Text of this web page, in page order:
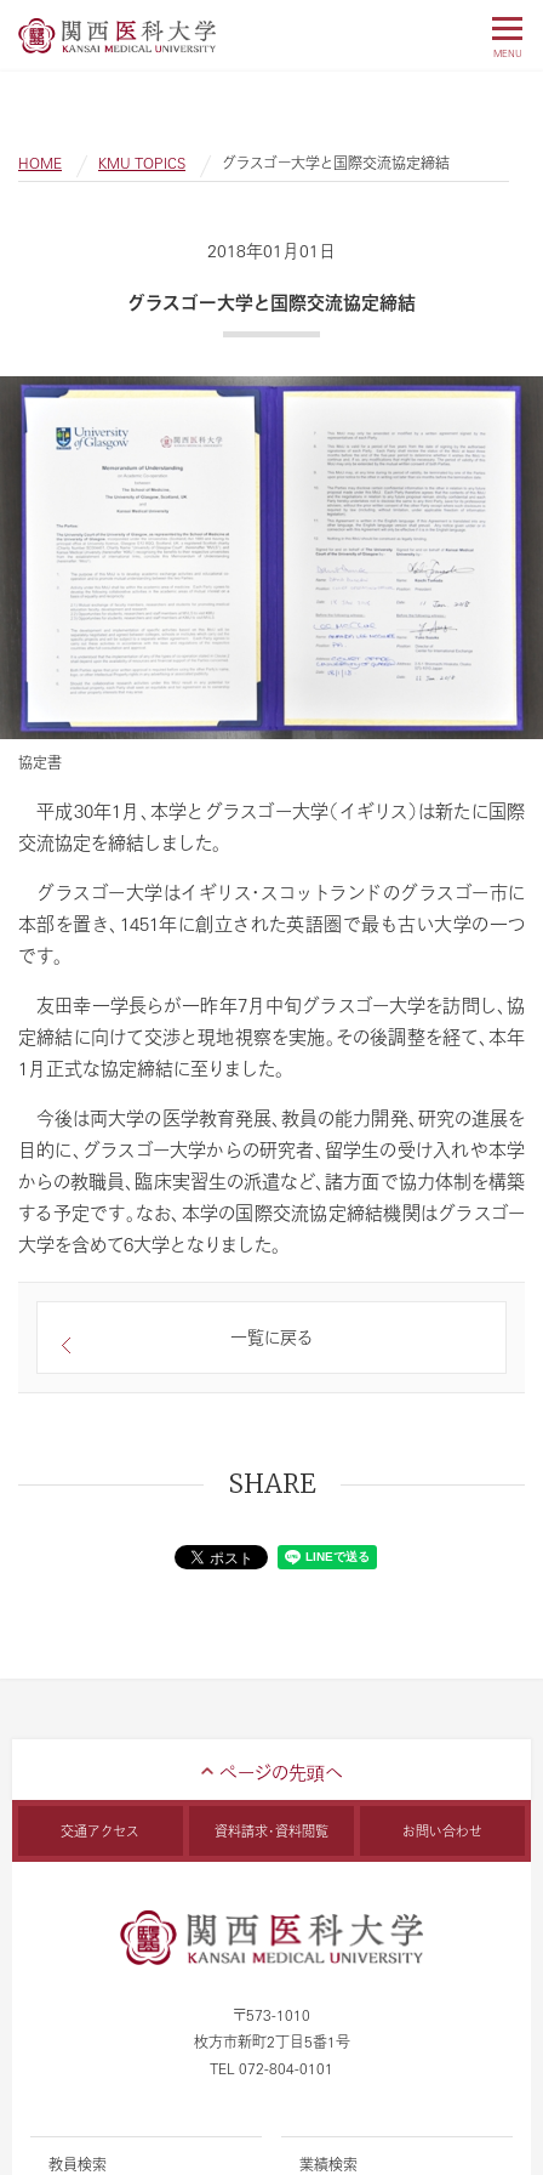
MENU
HOME KMU TOPICS グラスゴー大学と国際交流協定締結
2018年01月01日
グラスゴー大学と国際交流協定締結
協定書
平成30年1月、本学とグラスゴー大学（イギリス）は新たに国際
交流協定を締結しました。
グラスゴー大学はイギリス・スコットランドのグラスゴー市に
本部を置き、1451年に創立された英語圏で最も古い大学の一つ
です。
友田幸一学長らが一昨年7月中旬グラスゴー大学を訪問し、協
定締結に向けて交渉と現地視察を実施。その後調整を経て、本年
1月正式な協定締結に至りました。
今後は両大学の医学教育発展、教員の能力開発、研究の進展を
目的に、グラスゴー大学からの研究者、留学生の受け入れや本学
からの教職員、臨床実習生の派遣など、諸方面で協力体制を構築
する予定です。なお、本学の国際交流協定締結機関はグラスゴー
大学を含めて6大学となりました。
一覧に戻る
SHARE
交通アクセス 資料請求・資料閲覧 お問い合わせ
〒573-1010
枚方市新町2丁目5番1号
TEL 072-804-0101
教員検索 業績検索